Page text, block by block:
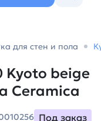
для стен и пола
Kyoto beige
Ceramica
Под заказ